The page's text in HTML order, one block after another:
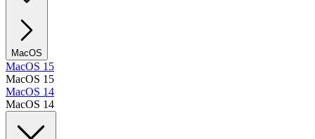
MacOS
MacOS 15
MacOS 15
MacOS 14
MacOS 14